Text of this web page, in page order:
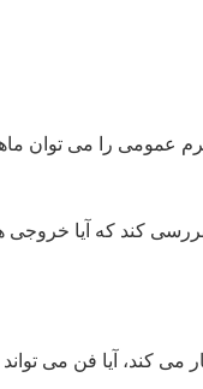
را می توان ماهی یک بار
بررسی کند که آیا
می کند، آیا فن می